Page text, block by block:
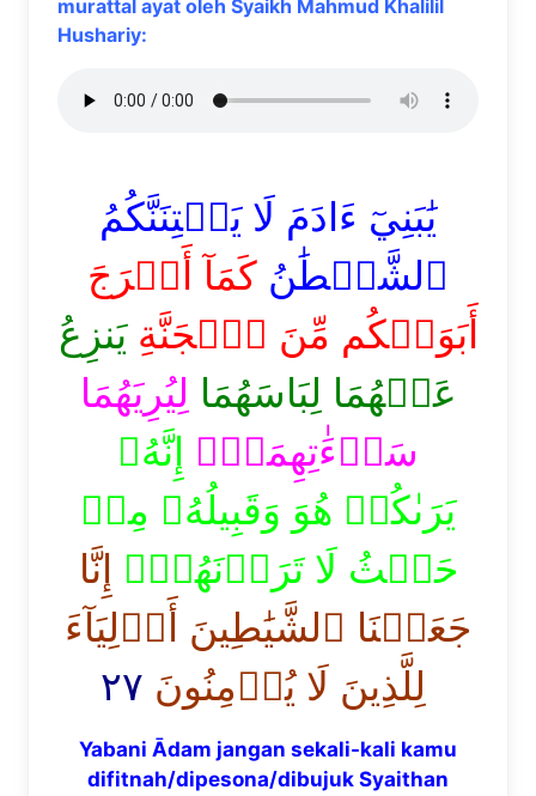
murattal ayat oleh Syaikh Mahmud Khalilil
Hushariy:
يَٰبَنِيٓ ءَادَمَ لَا يَفۡتِنَنَّكُمُ
ٱلشَّيۡطَٰنُ كَمَآ أَخۡرَجَ
أَبَوَيۡكُم مِّنَ ٱلۡجَنَّةِ يَنزِعُ
عَنۡهُمَا لِبَاسَهُمَا لِيُرِيَهُمَا
سَوۡءَٰتِهِمَآۚ إِنَّهُۥ
يَرَىٰكُمۡ هُوَ وَقَبِيلُهُۥ مِنۡ
حَيۡثُ لَا تَرَوۡنَهُمۡۗ إِنَّا
جَعَلۡنَا ٱلشَّيَٰطِينَ أَوۡلِيَآءَ
لِلَّذِينَ لَا يُؤۡمِنُونَ ٢٧
Yabani Ādam jangan sekali-kali kamu
difitnah/dipesona/dibujuk Syaithan